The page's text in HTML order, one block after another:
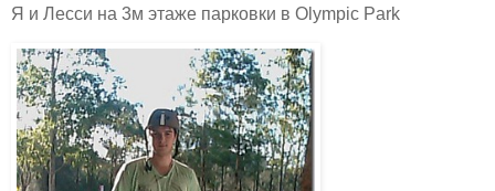
Я и Лесси на 3м этаже парковки в Olympic Park